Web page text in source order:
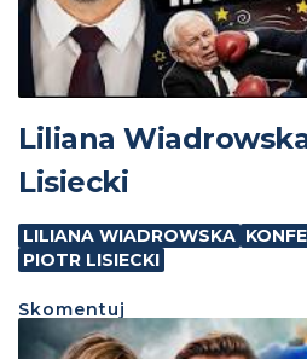
Liliana
Lisiecki
LILIANA WIADROWSKA
PIOTR LISIECKI
Skomentuj